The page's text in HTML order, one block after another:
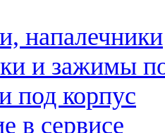
напалечники
и зажимы
под корпус
в сервисе